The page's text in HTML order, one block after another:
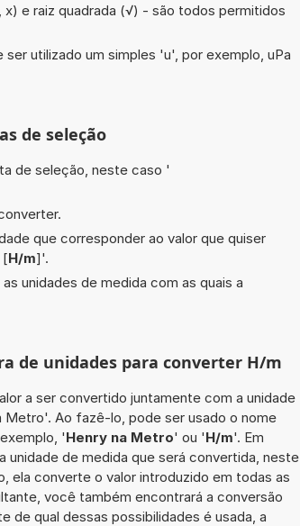
e raiz quadrada (√) - são todos permitidos
utilizado um simples 'u', por exemplo, uPa
de seleção
de seleção, neste caso '
que corresponder ao valor que quiser
[H/m]'.
unidades de medida com as quais a
de unidades para converter H/m
a ser convertido juntamente com a unidade
Metro'. Ao fazê-lo, pode ser usado o nome
'Henry na Metro' ou 'H/m'. Em
unidade de medida que será convertida, neste
ela converte o valor introduzido em todas as
você também encontrará a conversão
de qual dessas possibilidades é usada, a